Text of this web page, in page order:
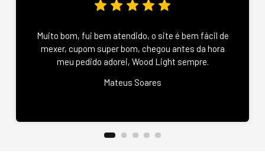
Muito bom, fui bem atendido, o site é bem fácil de
mexer, cupom super bom, chegou antes da hora
meu pedido adorei, Wood Light sempre.
Mateus Soares